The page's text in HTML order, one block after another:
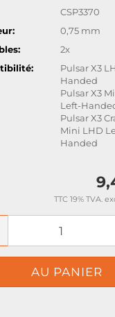
CSP3370
0,75 mm
2x
Pulsar X3
Handed
Pulsar X3
Left-
Pulsar X3
Mini LHD
Handed
TTC 19% TVA.